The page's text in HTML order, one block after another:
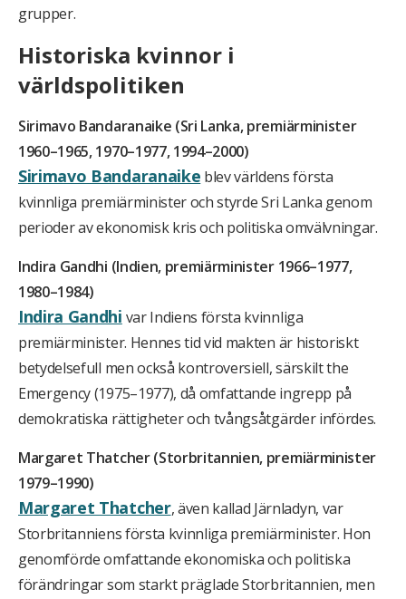
grupper.
Historiska kvinnor i
världspolitiken
Sirimavo Bandaranaike (Sri Lanka, premiärminister
1960–1965, 1970–1977, 1994–2000)
Sirimavo Bandaranaike blev världens första
kvinnliga premiärminister och styrde Sri Lanka genom
perioder av ekonomisk kris och politiska omvälvningar.
Indira Gandhi (Indien, premiärminister 1966–1977,
1980–1984)
Indira Gandhi var Indiens första kvinnliga
premiärminister. Hennes tid vid makten är historiskt
betydelsefull men också kontroversiell, särskilt the
Emergency (1975–1977), då omfattande ingrepp på
demokratiska rättigheter och tvångsåtgärder infördes.
Margaret Thatcher (Storbritannien, premiärminister
1979–1990)
Margaret Thatcher, även kallad Järnladyn, var
Storbritanniens första kvinnliga premiärminister. Hon
genomförde omfattande ekonomiska och politiska
förändringar som starkt präglade Storbritannien, men